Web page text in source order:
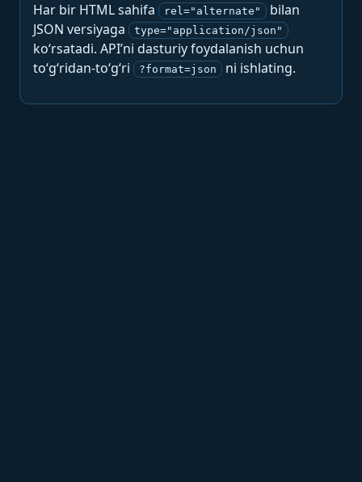
Har bir HTML sahifa rel="alternate"
bilan
JSON versiyaga
type="application/json"
ko‘rsatadi. API’ni dasturiy foydalanish uchun
to‘g‘ridan-to‘g‘ri
?format=json ni ishlating.